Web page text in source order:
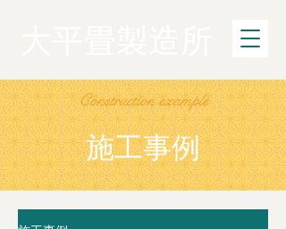
Construction example
施工事例